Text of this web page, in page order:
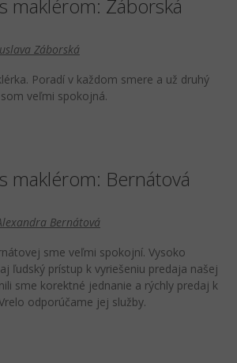
maklérom: Záborská
Záborská
Poradí v každom smere a už druhý
veľmi spokojná.
maklérom: Bernátová
Bernátová
sme veľmi spokojní. Vysoko
ľudský prístup k vyriešeniu predaja našej
sme korektné jednanie a rýchly predaj k
odporúčame jej služby.